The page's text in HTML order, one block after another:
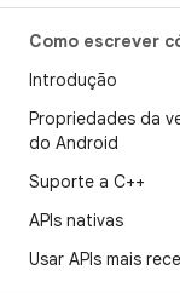
Como escrever
Introdução
Propriedades da
do Android
Suporte a C++
APIs nativas
Usar APIs mais